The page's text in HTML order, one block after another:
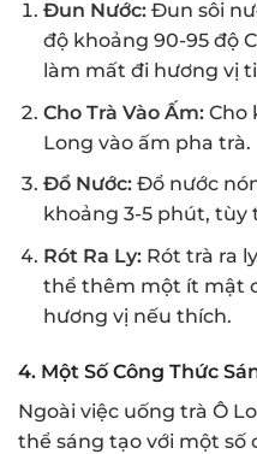
Đun Nước:Đun sôi
độ khoảng 90-95 độ
làm mất đi hương vị
Cho Trà Vào Ấm:Cho
Long vào ấm pha trà.
Đổ Nước:Đổ nước
khoảng 3-5 phút, tùy
Rót Ra Ly:Rót trà ra
thể thêm một ít mật
hương vị nếu thích.
4. Một Số Công Thức
Ngoài việc uống trà Ô
thể sáng tạo với một